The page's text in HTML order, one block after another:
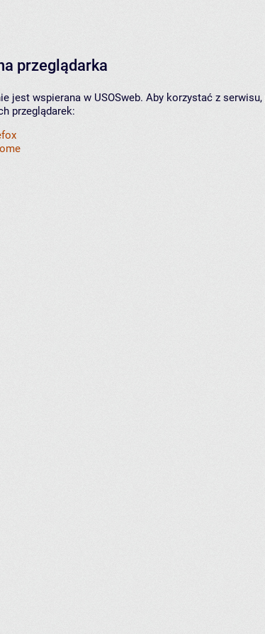
przeglądarka
jest wspierana w USOSweb. Aby korzystać z
przeglądarek: